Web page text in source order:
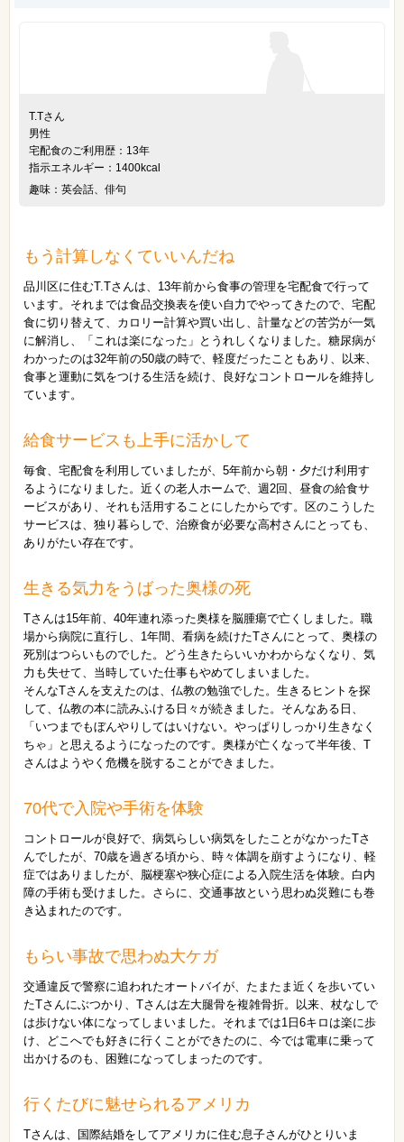
T.Tさん
男性
宅配食のご利用歴：13年
指示エネルギー：1400kcal
趣味：英会話、俳句
もう計算しなくていいんだね
品川区に住むT.Tさんは、13年前から食事の管理を宅配食で行って
います。それまでは食品交換表を使い自力でやってきたので、宅配
食に切り替えて、カロリー計算や買い出し、計量などの苦労が一気
に解消し、「これは楽になった」とうれしくなりました。糖尿病が
わかったのは32年前の50歳の時で、軽度だったこともあり、以来、
食事と運動に気をつける生活を続け、良好なコントロールを維持し
ています。
給食サービスも上手に活かして
毎食、宅配食を利用していましたが、5年前から朝・夕だけ利用す
るようになりました。近くの老人ホームで、週2回、昼食の給食サ
ービスがあり、それも活用することにしたからです。区のこうした
サービスは、独り暮らしで、治療食が必要な高村さんにとっても、
ありがたい存在です。
生きる気力をうばった奥様の死
Tさんは15年前、40年連れ添った奥様を脳腫瘍で亡くしました。職
場から病院に直行し、1年間、看病を続けたTさんにとって、奥様の
死別はつらいものでした。どう生きたらいいかわからなくなり、気
力も失せて、当時していた仕事もやめてしまいました。
そんなTさんを支えたのは、仏教の勉強でした。生きるヒントを探
して、仏教の本に読みふける日々が続きました。そんなある日、
「いつまでもぼんやりしてはいけない。やっぱりしっかり生きなく
ちゃ」と思えるようになったのです。奥様が亡くなって半年後、T
さんはようやく危機を脱することができました。
70代で入院や手術を体験
コントロールが良好で、病気らしい病気をしたことがなかったTさ
んでしたが、70歳を過ぎる頃から、時々体調を崩すようになり、軽
症ではありましたが、脳梗塞や狭心症による入院生活を体験。白内
障の手術も受けました。さらに、交通事故という思わぬ災難にも巻
き込まれたのです。
もらい事故で思わぬ大ケガ
交通違反で警察に追われたオートバイが、たまたま近くを歩いてい
たTさんにぶつかり、Tさんは左大腿骨を複雑骨折。以来、杖なしで
は歩けない体になってしまいました。それまでは1日6キロは楽に歩
け、どこへでも好きに行くことができたのに、今では電車に乗って
出かけるのも、困難になってしまったのです。
行くたびに魅せられるアメリカ
Tさんは、国際結婚をしてアメリカに住む息子さんがひとりいま